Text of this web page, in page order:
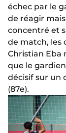
échec par le
de réagir mais
concentré et
de match, les
Christian Eba
que le
décisif sur un
(87e).